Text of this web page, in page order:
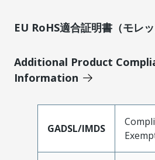
EU RoHS適合証明書（モレッ
Additional Product
Information
GADSL/IMDS